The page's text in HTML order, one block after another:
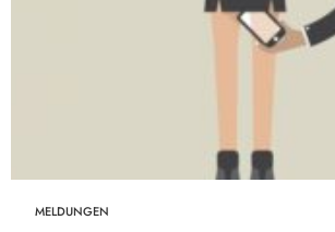
MELDUNGEN